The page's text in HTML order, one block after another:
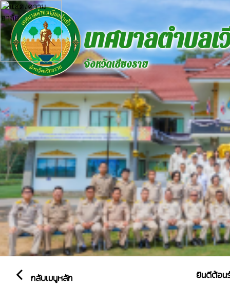
เทศบาลตำบลเ
จังหวัดเชียงราย
arrow_back_ios กลับเมนูหลัก ยินดีต้อนรับสู่